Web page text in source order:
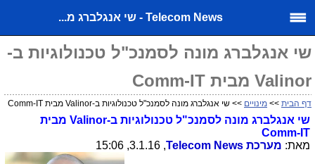
Telecom News - שי אנגלברג מ...
שי אנגלברג מונה לסמנכ"ל טכנולוגיות ב-
Valinor מבית Comm-IT
דף הבית >> מינויים >> שי אנגלברג מונה לסמנכ"ל טכנולוגיות ב-Valinor מבית Comm-IT
שי אנגלברג מונה לסמנכ"ל טכנולוגיות ב-Valinor מבית
Comm-IT
מאת: מערכת Telecom News
, 3.1.16, 15:06